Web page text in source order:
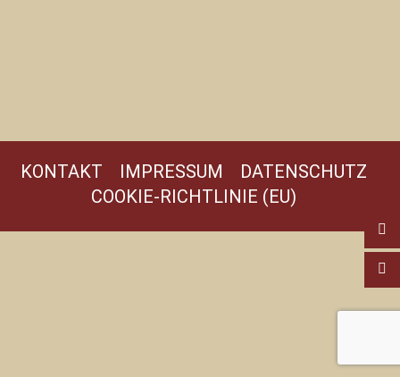
KONTAKT IMPRESSUM
DATENSCHUTZ
COOKIE-RICHTLINIE (EU)